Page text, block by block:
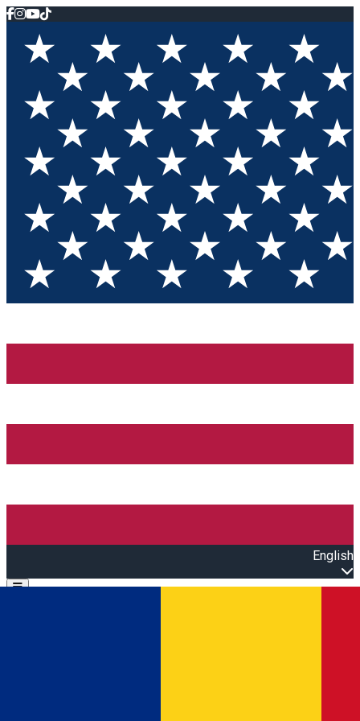
English
Open main menu